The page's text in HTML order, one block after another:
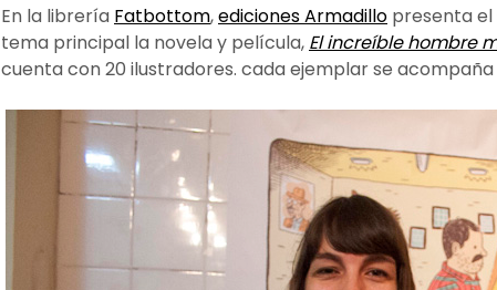
En la librería Fatbottom,ediciones Armadillo presenta el
tema principal la novela y película, El increíble hombre
cuenta con 20 ilustradores. cada ejemplar se acompaña